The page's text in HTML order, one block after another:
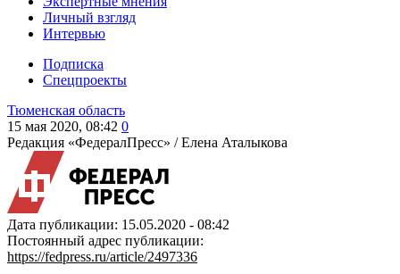
Личный взгляд
Интервью
Подписка
Спецпроекты
Тюменская область
15 мая 2020, 08:42 0
Редакция «ФедералПресс» /Елена Аталыкова
Дата публикации: 15.05.2020 - 08:42
Постоянный адрес публикации:
https://fedpress.ru/article/2497336